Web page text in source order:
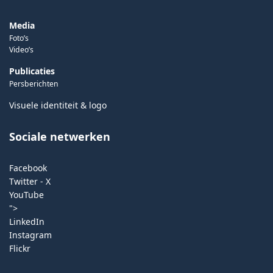
Media
Foto’s
Video’s
Publicaties
Persberichten
Visuele identiteit & logo
Sociale netwerken
Facebook
Twitter - X
YouTube
">
LinkedIn
Instagram
Flickr